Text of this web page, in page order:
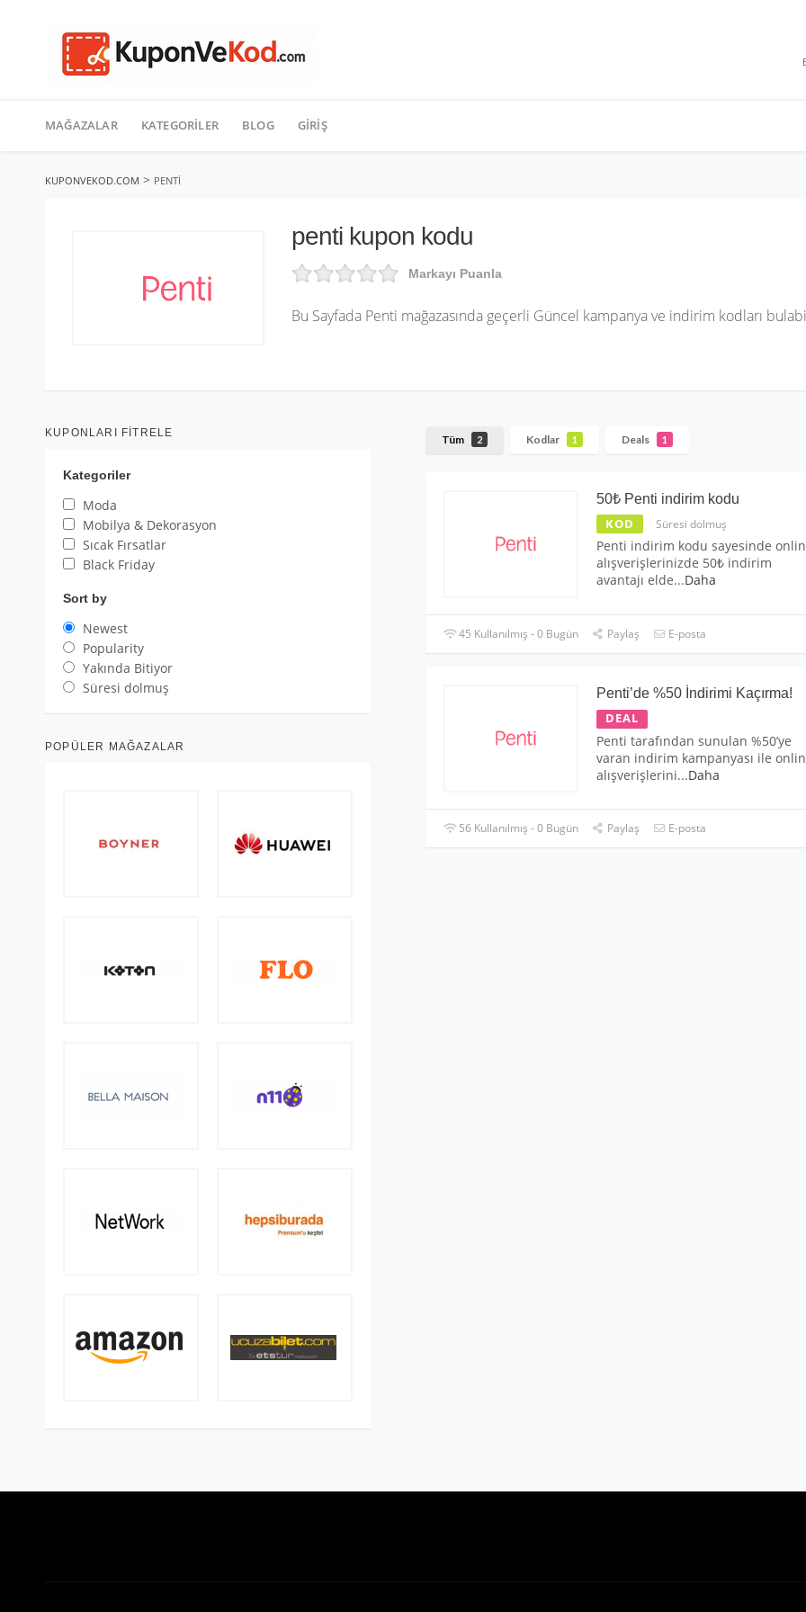
geç
MAĞAZALAR KATEGORILER BLOG GIRIŞ
KUPONVEKOD.COM > PENTI
penti kupon kodu
Markayı Puanla
Bu Sayfada Penti mağazasında geçerli Güncel kampanya ve indirim kodları
Tüm 2 Kodlar 1 Deals 1
50₺ Penti indirim kodu
KOD Süresi dolmuş
Penti indirim kodu sayesinde
alışverişlerinizde 50₺ indirim
avantajı elde...Daha
45 Kullanılmış - 0 Bugün Paylaş E-posta
Penti’de %50 İndirimi Kaçırma!
DEAL
Penti tarafından sunulan %50’ye
varan indirim kampanyası ile
alışverişlerini...Daha
56 Kullanılmış - 0 Bugün Paylaş E-posta
KUPONLARI FITRELE
Kategoriler
Moda
Mobilya & Dekorasyon
Sıcak Fırsatlar
Black Friday
Sort by
Newest
Popularity
Yakında Bitiyor
Süresi dolmuş
POPÜLER MAĞAZALAR